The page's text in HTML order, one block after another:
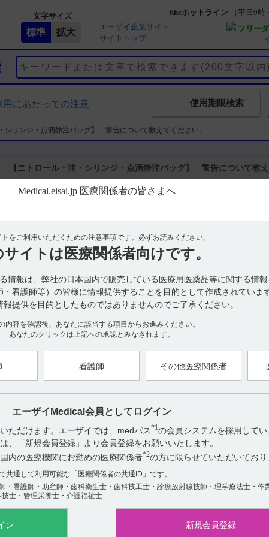
文字サイズ
エーザイ企業サイト
サイトトップ
hhcホットライン
（平日9
フリー
用にあたっての注意 使用期限検索
シリンジ・点滴静注バッグ】 警告について教えてください。
をご利用いただくための注意事項です。 必ずお読みください。
サイトは 医療関係者向けです。
情報は、弊社の日本国内で販売している医療用医薬品等に関する情報
看護師等）の皆様に情報提供することを目的として作成されています
提供を目的としたものではありませんのでご了承ください。
内容を確認後、あなたに該当する項目からお進みください。
あなたのクリックは上記への承認とみなされます。
看護師 その他医療関係者
エーザイMedical会員としてログイン
ただけます。エーザイでは、medパス*1の会員システムを採用してい
、「新規会員登録」より会員登録をお願いいたします。
内の医療機関にお勤めの医療関係者*2の方に限らせていただいており
通して利用可能な「医療関係者の共通ID」です。
・看護師・助産師・歯科衛生士・歯科技工士・診療放射線技師・理学療法士・作
士・管理栄養士・介護福祉士
ン 新規会員登録
【ニトロール・注・シリンジ・点滴静注バッグ】 警告について教え
ッグ・100mgバッグ・共通］
文には、警告に関する記載はありません。 （引用1、2、3、4）
】
ール注5mg 電子添文 2023年3月改訂（第1版）
ロール持続静注25mgシリンジ 電子添文 2022年11月改訂（第1版）
ロール点滴静注50mgバッグ・点滴静注100mgバッグ 電子添文 2023年7月改
月】
アンケート:ご意見をお聞かせください
に立った